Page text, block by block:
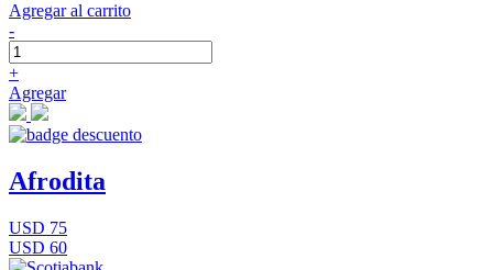
Agregar al carrito
-
+
Agregar
Afrodita
USD 75
USD 60